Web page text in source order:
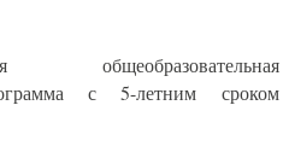
с 5-летним сроком